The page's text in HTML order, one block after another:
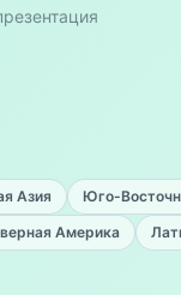
Азия Юго-
Америка